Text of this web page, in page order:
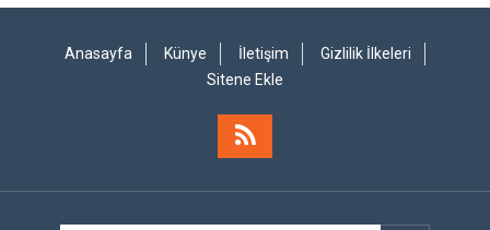
Anasayfa Künye İletişim
Gizlilik İlkeleri
Sitene Ekle